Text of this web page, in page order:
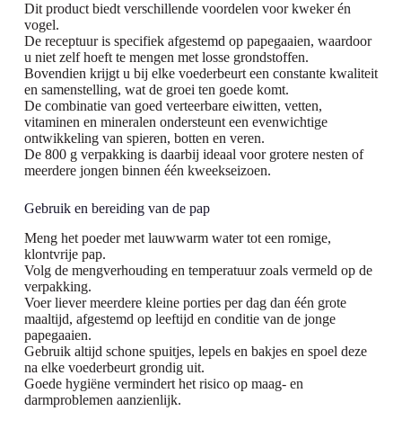
Dit product biedt verschillende voordelen voor kweker én
vogel.
De receptuur is specifiek afgestemd op papegaaien, waardoor
u niet zelf hoeft te mengen met losse grondstoffen.
Bovendien krijgt u bij elke voederbeurt een constante kwaliteit
en samenstelling, wat de groei ten goede komt.
De combinatie van goed verteerbare eiwitten, vetten,
vitaminen en mineralen ondersteunt een evenwichtige
ontwikkeling van spieren, botten en veren.
De 800 g verpakking is daarbij ideaal voor grotere nesten of
meerdere jongen binnen één kweekseizoen.
Gebruik en bereiding van de pap
Meng het poeder met lauwwarm water tot een romige,
klontvrije pap.
Volg de mengverhouding en temperatuur zoals vermeld op de
verpakking.
Voer liever meerdere kleine porties per dag dan één grote
maaltijd, afgestemd op leeftijd en conditie van de jonge
papegaaien.
Gebruik altijd schone spuitjes, lepels en bakjes en spoel deze
na elke voederbeurt grondig uit.
Goede hygiëne vermindert het risico op maag- en
darmproblemen aanzienlijk.